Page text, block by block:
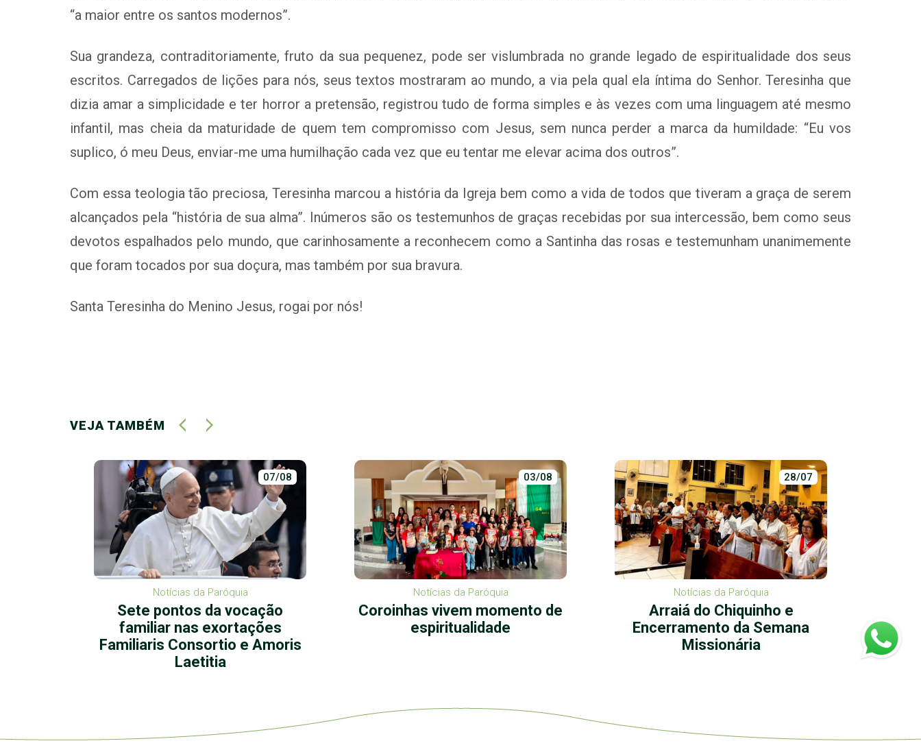
“a maior entre os santos modernos”.
Sua grandeza, contraditoriamente, fruto da sua pequenez, pode ser vislumbrada no grande legado de espiritualidade dos seus
escritos. Carregados de lições para nós, seus textos mostraram ao mundo, a via pela qual ela íntima do Senhor. Teresinha que
dizia amar a simplicidade e ter horror a pretensão, registrou tudo de forma simples e às vezes com uma linguagem até mesmo
infantil, mas cheia da maturidade de quem tem compromisso com Jesus, sem nunca perder a marca da humildade: “Eu vos
suplico, ó meu Deus, enviar-me uma humilhação cada vez que eu tentar me elevar acima dos outros”.
Com essa teologia tão preciosa, Teresinha marcou a história da Igreja bem como a vida de todos que tiveram a graça de serem
alcançados pela “história de sua alma”. Inúmeros são os testemunhos de graças recebidas por sua intercessão, bem como seus
devotos espalhados pelo mundo, que carinhosamente a reconhecem como a Santinha das rosas e testemunham unanimemente
que foram tocados por sua doçura, mas também por sua bravura.
Santa Teresinha do Menino Jesus, rogai por nós!
VEJA TAMBÉM
07/08
Notícias da Paróquia
Sete pontos da vocação
familiar nas exortações
Familiaris Consortio e Amoris
Laetitia
03/08
Notícias da Paróquia
Coroinhas vivem momento de
espiritualidade
28/07
Notícias da Paróquia
Arraiá do Chiquinho e
Encerramento da Semana
Missionária